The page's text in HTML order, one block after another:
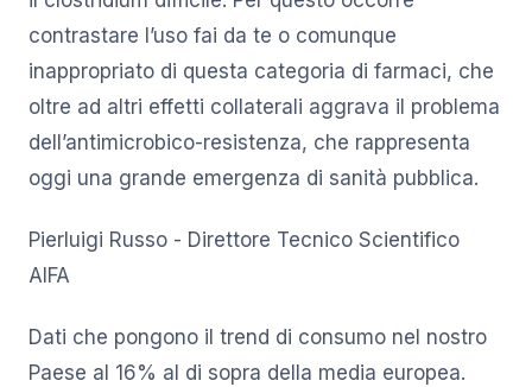
contrastare l’uso fai da te o comunque
inappropriato di questa categoria di farmaci, che
oltre ad altri effetti collaterali aggrava il problema
dell’antimicrobico-resistenza, che rappresenta
oggi una grande emergenza di sanità pubblica.
Pierluigi Russo - Direttore Tecnico Scientifico
AIFA
Dati che pongono il trend di consumo nel nostro
Paese al 16% al di sopra della media europea.